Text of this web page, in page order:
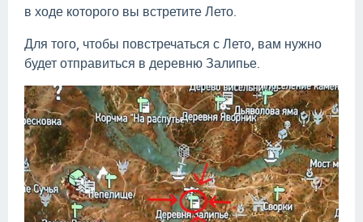
в ходе которого вы встретите Лето.
Для того, чтобы повстречаться с Лето, вам нужно
будет отправиться в деревню Залипье.